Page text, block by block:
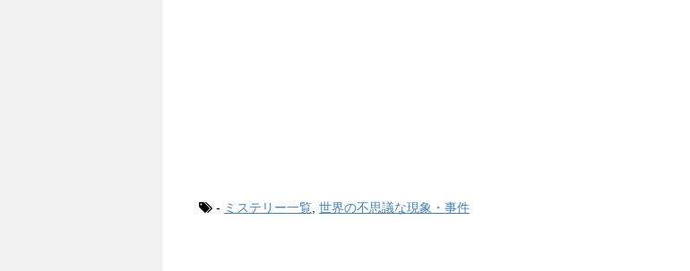
- ミステリー一覧 世界の不思議な現象・事件